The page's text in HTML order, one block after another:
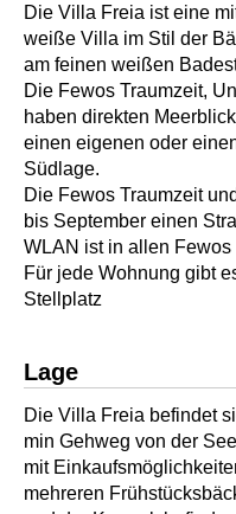
Die Villa Freia ist eine
weiße Villa im Stil der
am feinen weißen
Die Fewos Traumzeit,
haben direkten
einen eigenen oder
Südlage.
Die Fewos Traumzeit
bis September einen
WLAN ist in allen
Für jede Wohnung gibt
Stellplatz
Lage
Die Villa Freia befindet
min Gehweg von der
mit
mehreren